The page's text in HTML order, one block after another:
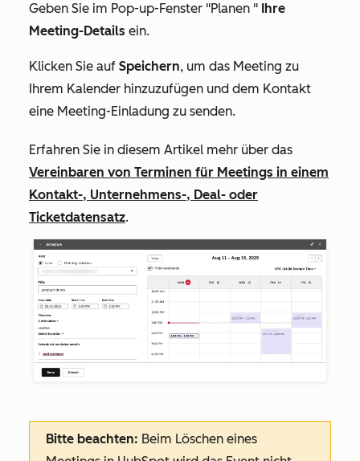
Geben Sie im Pop-up-Fenster "Planen " Ihre
Meeting-Details ein.
Klicken Sie auf Speichern, um das Meeting zu
Ihrem Kalender hinzuzufügen und dem Kontakt
eine Meeting-Einladung zu senden.
Erfahren Sie in diesem Artikel mehr über das
Vereinbaren von Terminen für Meetings in einem
Kontakt-, Unternehmens-, Deal- oder
Ticketdatensatz.
Bitte beachten: Beim Löschen eines